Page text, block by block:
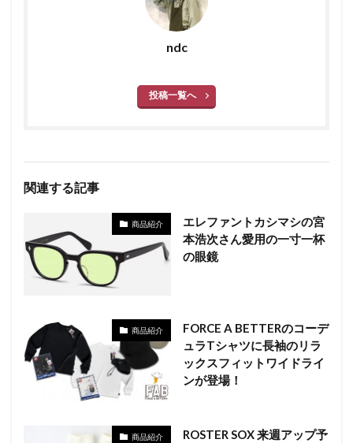
ndc
投稿一覧へ
関連する記事
商品紹介
エレファントカシマシの宮
本浩次さん愛用の一寸一杯
の眼鏡
商品紹介
FORCE A BETTERのコーデ
ュラTシャツに長袖のリラ
ックスフィットワイドライ
ンが登場！
商品紹介
ROSTER SOX 来週アップ予